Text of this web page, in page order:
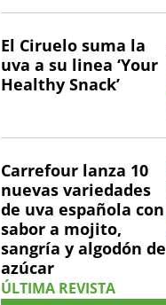
El Ciruelo suma la
uva a su linea ‘Your
Healthy Snack’
Carrefour lanza 10
nuevas variedades
de uva española con
sabor a mojito,
sangría y algodón de
azúcar
ÚLTIMA REVISTA